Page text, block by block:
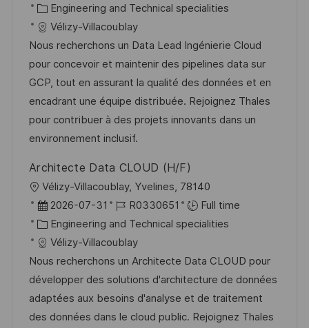
c
a
t
i
o
n
o
s
t
e
d
D
a
t
o
b
I
d
C
a
t
e
g
o
r
y
Engineering and Technical specialities
Vélizy-Villacoublay
Nous recherchons un Data Lead Ingénierie Cloud
pour concevoir et maintenir des pipelines data sur
GCP, tout en assurant la qualité des données et en
encadrant une équipe distribuée. Rejoignez Thales
pour contribuer à des projets innovants dans un
environnement inclusif.
Architecte Data CLOUD (H/F)
L
o
c
a
t
i
o
n
Vélizy-Villacoublay, Yvelines, 78140
P
o
s
t
e
d
D
2026-07-31
J
o
b
d
R0330651
Full time
C
a
t
e
g
o
Engineering and Technical specialities
Vélizy-Villacoublay
Nous recherchons un Architecte Data CLOUD pour
développer des solutions d'architecture de données
adaptées aux besoins d'analyse et de traitement
des données dans le cloud public. Rejoignez Thales